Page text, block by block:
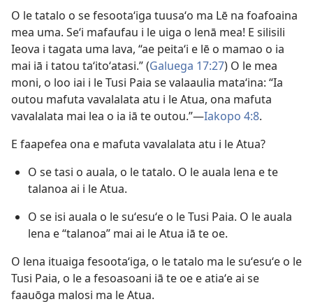
O le tatalo o se fesootaʻiga tuusaʻo ma Lē na foafoaina
mea uma. Seʻi mafaufau i le uiga o lenā mea! E silisili
Ieova i tagata uma lava, “ae peitaʻi e lē o mamao o ia
mai iā i tatou taʻitoʻatasi.” (Galuega 17:27) O le mea
moni, o loo iai i le Tusi Paia se valaaulia mataʻina: “Ia
outou mafuta vavalalata atu i le Atua, ona mafuta
vavalalata mai lea o ia iā te outou.”​—Iakopo 4:8.
E faapefea ona e mafuta vavalalata atu i le Atua?
O se tasi o auala, o le tatalo. O le auala lena e te
talanoa ai i le Atua.
O se isi auala o le suʻesuʻe o le Tusi Paia. O le auala
lena e “talanoa” mai ai le Atua iā te oe.
O lena ituaiga fesootaʻiga, o le tatalo ma le suʻesuʻe o le
Tusi Paia, o le a fesoasoani iā te oe e atiaʻe ai se
faauōga malosi ma le Atua.